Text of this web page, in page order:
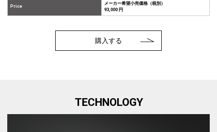
Price
メーカー希望小売価格（税別）
93,000 円
購入する
TECHNOLOGY